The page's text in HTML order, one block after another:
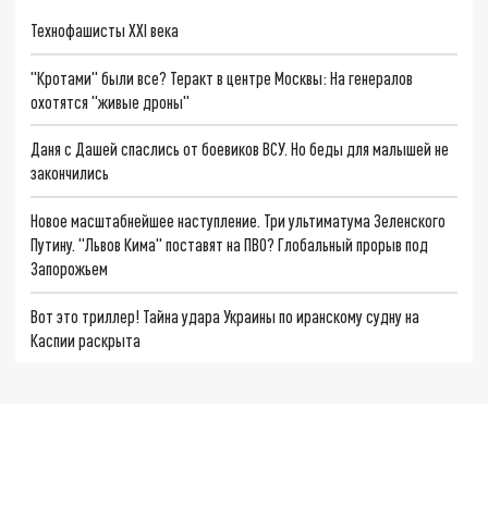
Технофашисты XXI века
"Кротами" были все? Теракт в центре Москвы: На генералов
охотятся "живые дроны"
Даня с Дашей спаслись от боевиков ВСУ. Но беды для малышей не
закончились
Новое масштабнейшее наступление. Три ультиматума Зеленского
Путину. "Львов Кима" поставят на ПВО? Глобальный прорыв под
Запорожьем
Вот это триллер! Тайна удара Украины по иранскому судну на
Каспии раскрыта